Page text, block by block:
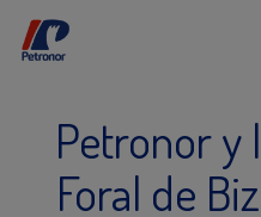
Petronor y
Foral de